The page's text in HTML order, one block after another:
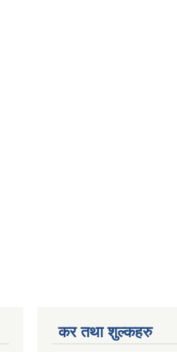
कर तथा शुल्कहरु